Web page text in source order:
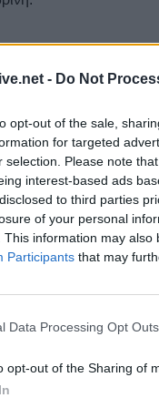
- Do Not
opt-out of the sale,
for targeted
selection. Please note
interest-based ads
to third parties
of your personal
This information may
Participants that may
Data Processing Opt Outs
opt-out of the Sharing of
rapid tests
Σοφάδες
Καρδίτσας
της